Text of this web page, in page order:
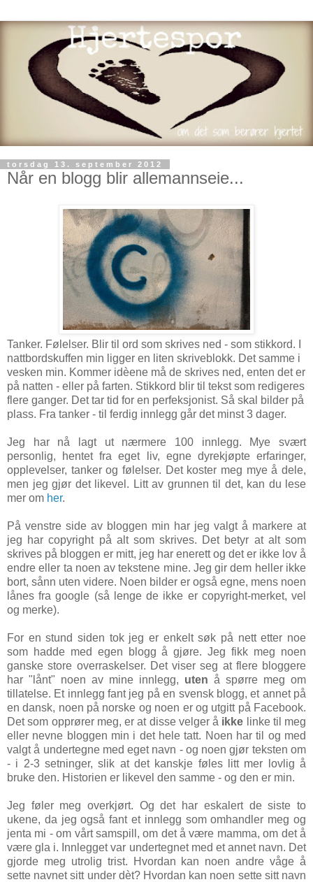
torsdag 13. september 2012
Når en blogg blir allemannseie...
Tanker. Følelser. Blir til ord som skrives ned - som stikkord. I
nattbordskuffen min ligger en liten skriveblokk. Det samme i
vesken min. Kommer idèene må de skrives ned, enten det er
på natten - eller på farten. Stikkord blir til tekst som redigeres
flere ganger. Det tar tid for en perfeksjonist. Så skal bilder på
plass. Fra tanker - til ferdig innlegg går det minst 3 dager.
Jeg har nå lagt ut nærmere 100 innlegg. Mye svært
personlig, hentet fra eget liv, egne dyrekjøpte erfaringer,
opplevelser, tanker og følelser. Det koster meg mye å dele,
men jeg gjør det likevel. Litt av grunnen til det, kan du lese
mer om her.
På venstre side av bloggen min har jeg valgt å markere at
jeg har copyright på alt som skrives. Det betyr at alt som
skrives på bloggen er mitt, jeg har enerett og det er ikke lov å
endre eller ta noen av tekstene mine. Jeg gir dem heller ikke
bort, sånn uten videre. Noen bilder er også egne, mens noen
lånes fra google (så lenge de ikke er copyright-merket, vel
og merke).
For en stund siden tok jeg er enkelt søk på nett etter noe
som hadde med egen blogg å gjøre. Jeg fikk meg noen
ganske store overraskelser. Det viser seg at flere bloggere
har "lånt" noen av mine innlegg, uten å spørre meg om
tillatelse. Et innlegg fant jeg på en svensk blogg, et annet på
en dansk, noen på norske og noen er og utgitt på Facebook.
Det som opprører meg, er at disse velger å ikke linke til meg
eller nevne bloggen min i det hele tatt. Noen har til og med
valgt å undertegne med eget navn - og noen gjør teksten om
- i 2-3 setninger, slik at det kanskje føles litt mer lovlig å
bruke den. Historien er likevel den samme - og den er min.
Jeg føler meg overkjørt. Og det har eskalert de siste to
ukene, da jeg også fant et innlegg som omhandler meg og
jenta mi - om vårt samspill, om det å være mamma, om det å
være gla i. Innlegget var undertegnet med et annet navn. Det
gjorde meg utrolig trist. Hvordan kan noen andre våge å
sette navnet sitt under dèt? Hvordan kan noen sette sitt navn